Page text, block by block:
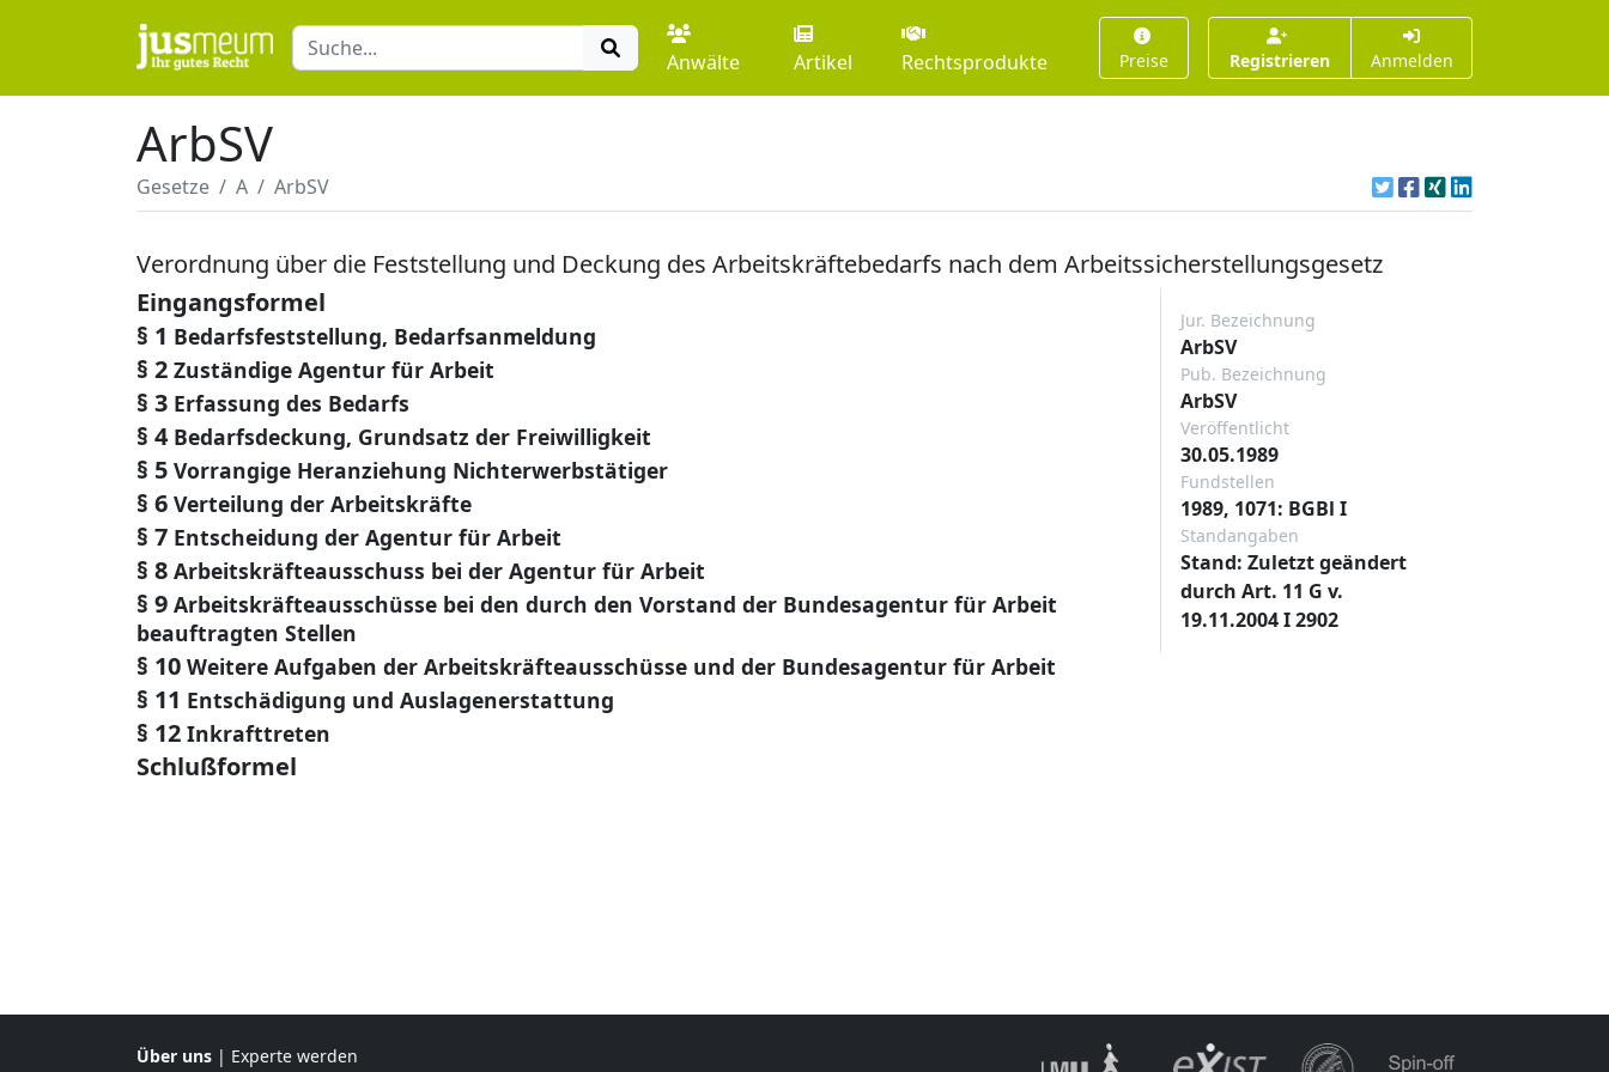
Anwälte Artikel Rechtsprodukte Preise Registrieren Anmelden
ArbSV
Gesetze A ArbSV
Verordnung über die Feststellung und Deckung des Arbeitskräftebedarfs nach dem Arbeitssicherstellungsgesetz
Eingangsformel
§ 1 Bedarfsfeststellung, Bedarfsanmeldung
§ 2 Zuständige Agentur für Arbeit
§ 3 Erfassung des Bedarfs
§ 4 Bedarfsdeckung, Grundsatz der Freiwilligkeit
§ 5 Vorrangige Heranziehung Nichterwerbstätiger
§ 6 Verteilung der Arbeitskräfte
§ 7 Entscheidung der Agentur für Arbeit
§ 8 Arbeitskräfteausschuss bei der Agentur für Arbeit
§ 9 Arbeitskräfteausschüsse bei den durch den Vorstand der Bundesagentur für Arbeit
beauftragten Stellen
§ 10 Weitere Aufgaben der Arbeitskräfteausschüsse und der Bundesagentur für Arbeit
§ 11 Entschädigung und Auslagenerstattung
§ 12 Inkrafttreten
Schlußformel
Jur. Bezeichnung
ArbSV
Pub. Bezeichnung
ArbSV
Veröffentlicht
30.05.1989
Fundstellen
1989, 1071: BGBl I
Standangaben
Stand: Zuletzt geändert
durch Art. 11 G v.
19.11.2004 I 2902
Über uns | Experte werden